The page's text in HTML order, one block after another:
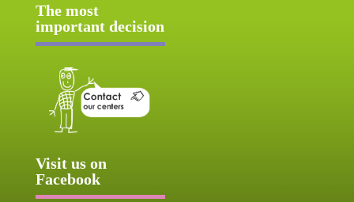
The most
important decision
Visit us on
Facebook